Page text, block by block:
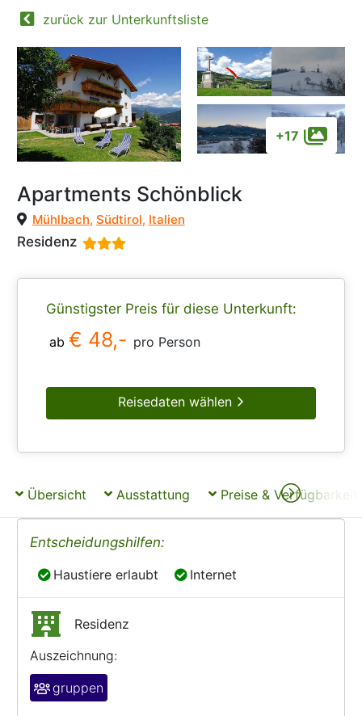
zurück zur Unterkunftsliste
+17
Apartments Schönblick
Mühlbach, Südtirol, Italien
Residenz
Günstigster Preis für diese Unterkunft:
ab € 48,- pro Person
Reisedaten wählen
Übersicht Ausstattung Preise & Verfügbarkeit
Entscheidungshilfen:
Haustiere erlaubt
Haustiere erlaubt Internet
Internet
Residenz
Auszeichnung:
gruppen